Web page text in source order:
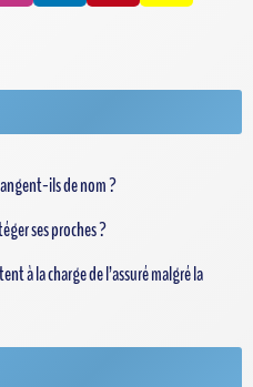
ils de nom ?
ses proches ?
à la charge de l’assuré malgré la